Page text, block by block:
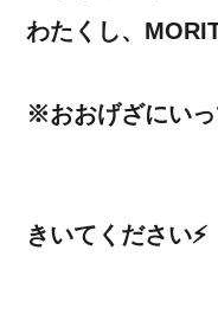
わたくし、
※おおげざにい
きいてください⚡️